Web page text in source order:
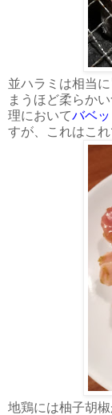
並ハラミは相当
まうほど柔らか
理においてバベ
すが、これはこ
地鶏には柚子胡